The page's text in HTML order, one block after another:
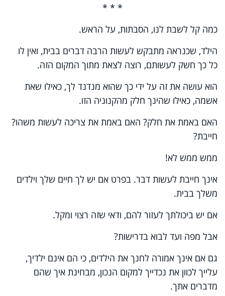
* * *
כמה קל לשבת לנו, הסבתות, על הראש.
הילד, שכנראה מתבקש לעשות הרבה דברים בבית, ואין לו
כל כך חשק לעשותם, רוצה לצאת מתוך המקום הזה.
הוא עושה את זה על ידי כך שהוא מנדנד לך, כאילו שאת
אשמה, כאילו שהינך חלק מהקנוניה הזו.
האם באמת את חלק? האם באמת את צריכה לעשות משהו?
חייבת?
ממש ממש לא!
אינך חייבת לעשות דבר. בפרט אם יש לך חיים שלך וילדים
משלך בבית.
אם יש ביכולתך לעזור להם, ודאי שזה רצוי ומקל.
אבל מפה ועד לבוא בדרישות?
גם אם אינך אמורה לחנך את הילדים, כי הם אינם ילדיך,
עלייך לכוון את נכדייך למקום הנכון, מבחינת איך שהם
מדברים אתך.